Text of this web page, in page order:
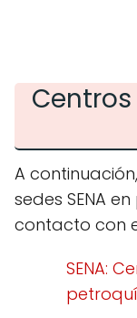
A
sedes SENA
contacto con
SENA: